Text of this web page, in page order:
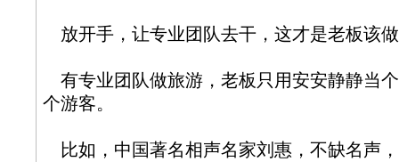
放开手，让专业团队去干，这才是老板该
有专业团队做旅游，老板只用安安静静当
个游客。
比如，中国著名相声名家刘惠，不缺名声